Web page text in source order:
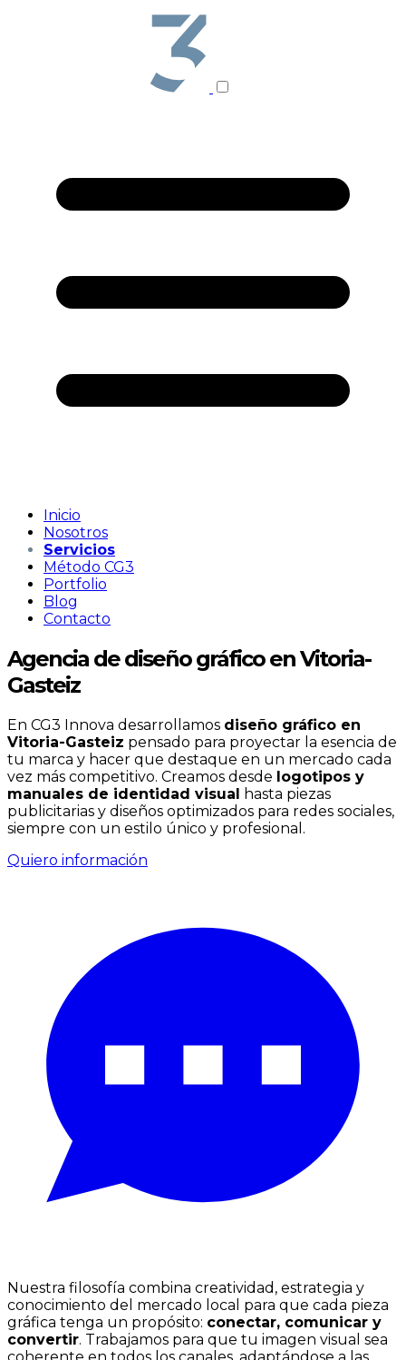
Inicio
Nosotros
Servicios
Método CG3
Portfolio
Blog
Contacto
Agencia de diseño gráfico en Vitoria-
Gasteiz
En CG3 Innova desarrollamos diseño gráfico en
Vitoria-Gasteiz pensado para proyectar la esencia de
tu marca y hacer que destaque en un mercado cada
vez más competitivo. Creamos desde logotipos y
manuales de identidad visual hasta piezas
publicitarias y diseños optimizados para redes sociales,
siempre con un estilo único y profesional.
Quiero información
Nuestra filosofía combina creatividad, estrategia y
conocimiento del mercado local para que cada pieza
gráfica tenga un propósito: conectar, comunicar y
convertir. Trabajamos para que tu imagen visual sea